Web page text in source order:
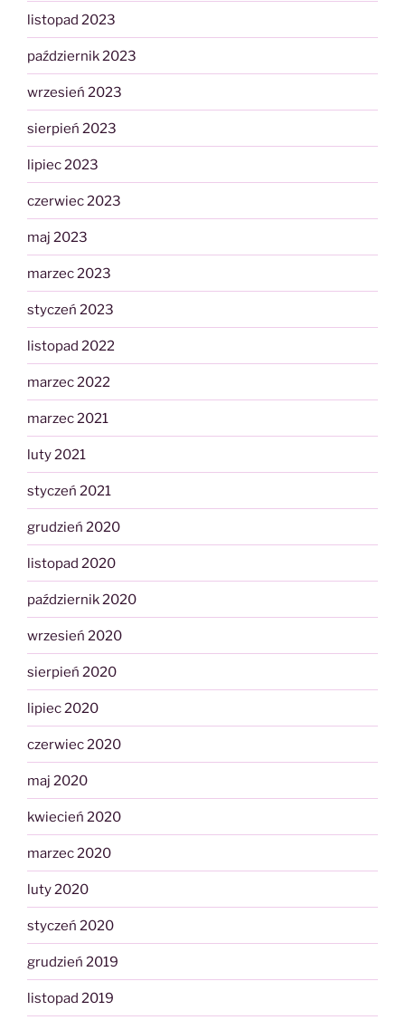
listopad 2023
październik 2023
wrzesień 2023
sierpień 2023
lipiec 2023
czerwiec 2023
maj 2023
marzec 2023
styczeń 2023
listopad 2022
marzec 2022
marzec 2021
luty 2021
styczeń 2021
grudzień 2020
listopad 2020
październik 2020
wrzesień 2020
sierpień 2020
lipiec 2020
czerwiec 2020
maj 2020
kwiecień 2020
marzec 2020
luty 2020
styczeń 2020
grudzień 2019
listopad 2019